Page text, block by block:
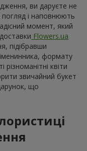
ви даруєте не
і наповнюють
момент, який
Flowers.ua
підібравши
формату
квіти
звичайний букет
що